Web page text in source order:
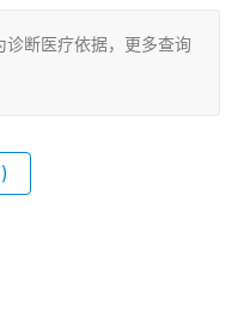
断医疗依据，更多查询